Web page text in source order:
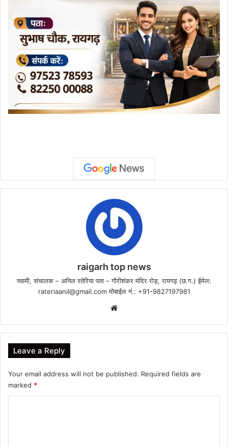
raigarh top news
स्वामी, संचालक – अनिल रतेरिया पता – गौरीशंकर मंदिर रोड़, रायगढ़ (छ.ग.) ईमेल:
rateriaanil@gmail.comमोबाईल नं.: +91-9827197981
Leave a Reply
Your email address will not be published. Required fields are
marked *